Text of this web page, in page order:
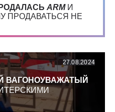
ARMИ
ПРОДАВАТЬСЯ НЕ
27.08.2024
ВАГОНОУВАЖАТЫЙ